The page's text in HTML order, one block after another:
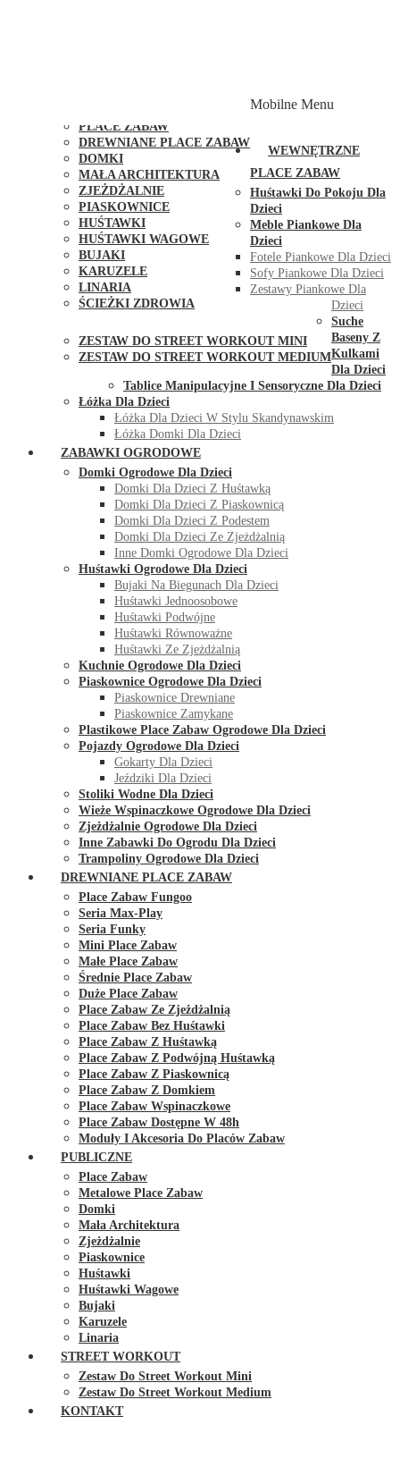
PLACE ZABAW
DREWNIANE PLACE ZABAW
DOMKI
MAŁA ARCHITEKTURA
ZJEŻDŻALNIE
PIASKOWNICE
HUŚTAWKI
HUŚTAWKI WAGOWE
BUJAKI
KARUZELE
LINARIA
ŚCIEŻKI ZDROWIA
ZESTAW DO STREET WORKOUT MINI
ZESTAW DO STREET WORKOUT MEDIUM
Mobilne Menu
WEWNĘTRZNE
PLACE ZABAW
Huśtawki Do Pokoju Dla
Dzieci
Meble Piankowe Dla
Dzieci
Fotele Piankowe Dla Dzieci
Sofy Piankowe Dla Dzieci
Zestawy Piankowe Dla
Dzieci
Suche
Baseny Z
Kulkami
Dla Dzieci
Tablice Manipulacyjne I Sensoryczne Dla Dzieci
Łóżka Dla Dzieci
Łóżka Dla Dzieci W Stylu Skandynawskim
Łóżka Domki Dla Dzieci
ZABAWKI OGRODOWE
Domki Ogrodowe Dla Dzieci
Domki Dla Dzieci Z Huśtawką
Domki Dla Dzieci Z Piaskownicą
Domki Dla Dzieci Z Podestem
Domki Dla Dzieci Ze Zjeżdżalnią
Inne Domki Ogrodowe Dla Dzieci
Huśtawki Ogrodowe Dla Dzieci
Bujaki Na Biegunach Dla Dzieci
Huśtawki Jednoosobowe
Huśtawki Podwójne
Huśtawki Równoważne
Huśtawki Ze Zjeżdżalnią
Kuchnie Ogrodowe Dla Dzieci
Piaskownice Ogrodowe Dla Dzieci
Piaskownice Drewniane
Piaskownice Zamykane
Plastikowe Place Zabaw Ogrodowe Dla Dzieci
Pojazdy Ogrodowe Dla Dzieci
Gokarty Dla Dzieci
Jeździki Dla Dzieci
Stoliki Wodne Dla Dzieci
Wieże Wspinaczkowe Ogrodowe Dla Dzieci
Zjeżdżalnie Ogrodowe Dla Dzieci
Inne Zabawki Do Ogrodu Dla Dzieci
Trampoliny Ogrodowe Dla Dzieci
DREWNIANE PLACE ZABAW
Place Zabaw Fungoo
Seria Max-Play
Seria Funky
Mini Place Zabaw
Małe Place Zabaw
Średnie Place Zabaw
Duże Place Zabaw
Place Zabaw Ze Zjeżdżalnią
Place Zabaw Bez Huśtawki
Place Zabaw Z Huśtawką
Place Zabaw Z Podwójną Huśtawką
Place Zabaw Z Piaskownicą
Place Zabaw Z Domkiem
Place Zabaw Wspinaczkowe
Place Zabaw Dostępne W 48h
Moduły I Akcesoria Do Placów Zabaw
PUBLICZNE
Place Zabaw
Metalowe Place Zabaw
Domki
Mała Architektura
Zjeżdżalnie
Piaskownice
Huśtawki
Huśtawki Wagowe
Bujaki
Karuzele
Linaria
STREET WORKOUT
Zestaw Do Street Workout Mini
Zestaw Do Street Workout Medium
KONTAKT